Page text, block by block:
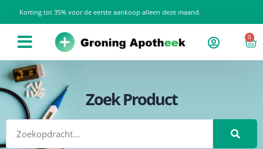
Korting tot 35% voor de eerste aankoop alleen deze maand.
0
Zoek Product